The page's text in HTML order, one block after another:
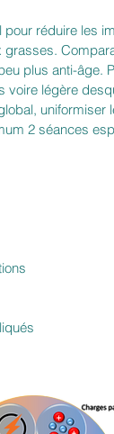
réduire les
plus anti-âge.
voire légère
2 séances